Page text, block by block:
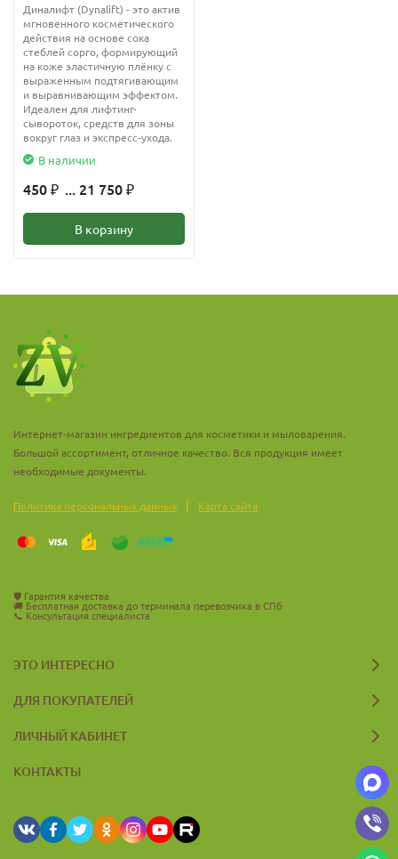
Диналифт (Dynalift) - это актив
мгновенного косметического
действия на основе сока
стеблей сорго, формирующий
на коже эластичную плёнку с
выраженным подтягивающим
и выравнивающим эффектом.
Идеален для лифтинг-
сывороток, средств для зоны
вокруг глаз и экспресс-ухода.
В наличии
450 ₽ ... 21 750 ₽
В корзину
Интернет-магазин ингредиентов для косметики и мыловарения.
Большой ассортимент, отличное качество. Вся продукция имеет
необходимые документы.
Политика персональных данных | Карта сайта
🛡️ Гарантия качества
🚚 Бесплатная доставка до терминала перевозчика в СПб
📞 Консультация специалиста
ЭТО ИНТЕРЕСНО
ДЛЯ ПОКУПАТЕЛЕЙ
ЛИЧНЫЙ КАБИНЕТ
КОНТАКТЫ